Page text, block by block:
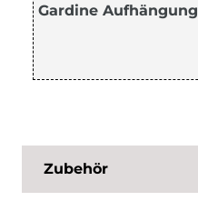
Gardine Aufhängung
Zubehör